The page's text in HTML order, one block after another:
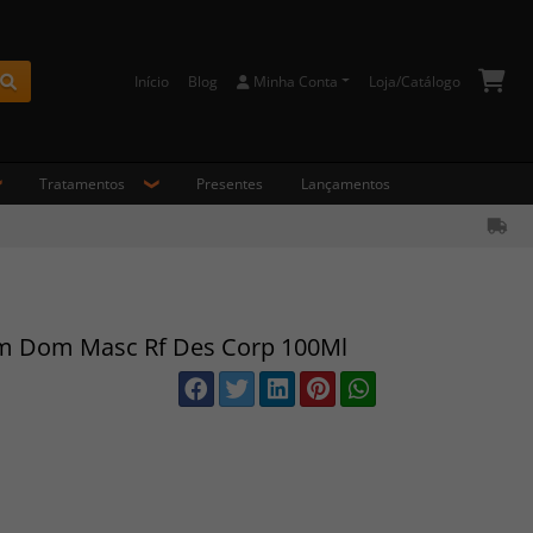
Início Blog Minha Conta Loja/Catálogo
Tratamentos Presentes Lançamentos
Dom Masc Rf Des Corp 100Ml